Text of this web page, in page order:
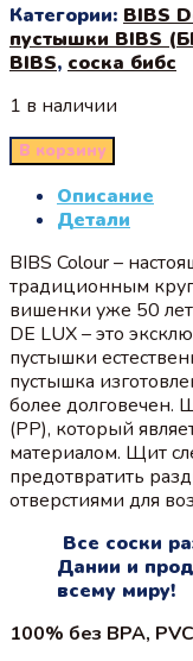
Категории: BIBS
пустышки BIBS
BIBS, соска бибс
1 в наличии
В корзину
Описание
Детали
BIBS Colour –
традиционным
вишенки уже 50
DE LUX – это
пустышки
пустышка
более долговечен.
(PP), который
материалом. Щит
предотвратить
отверстиями для
Все соски
Дании и
всему миру!
100% без BPA,